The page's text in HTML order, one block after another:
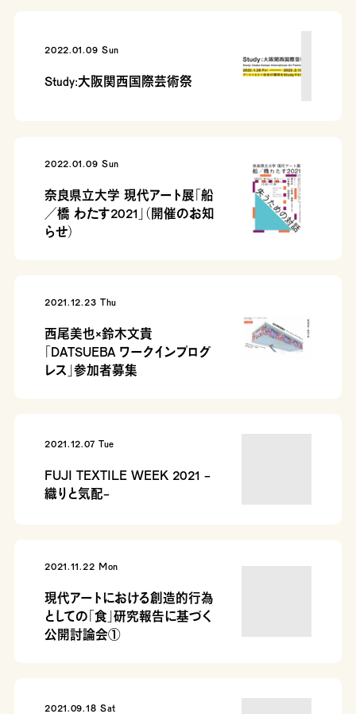
2022.01.09 Sun
Study:大阪関西国際芸術祭
2022.01.09 Sun
奈良県立大学 現代アート展「船
／橋 わたす2021」（開催のお知
らせ）
2021.12.23 Thu
西尾美也×鈴木文貴
「DATSUEBA ワークインプログ
レス」参加者募集
2021.12.07 Tue
FUJI TEXTILE WEEK 2021 -
織りと気配-
2021.11.22 Mon
現代アートにおける創造的行為
としての「食」研究報告に基づく
公開討論会①
2021.09.18 Sat